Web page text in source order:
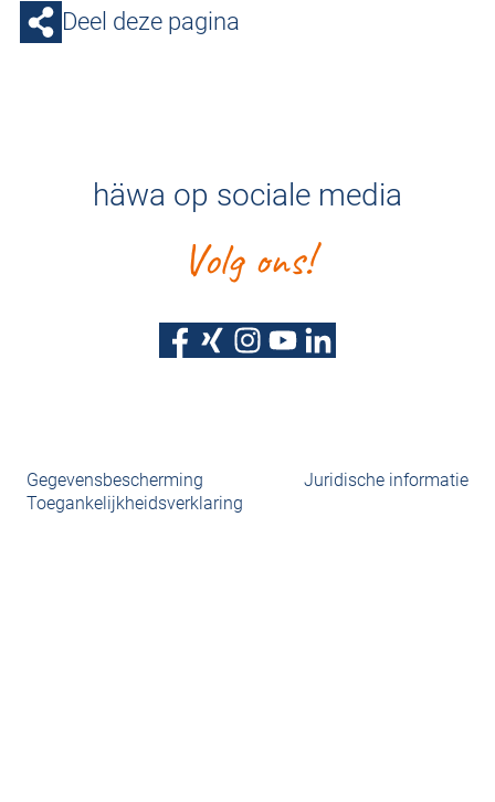
Deel deze pagina
häwa op sociale media
Volg ons!
Gegevensbescherming
Juridische informatie
Toegankelijkheidsverklaring